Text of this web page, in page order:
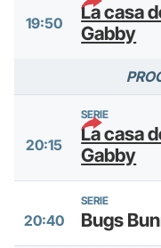
19:50
La casa
Gabby
SERIE
20:15
La casa
Gabby
SERIE
20:40 Bugs